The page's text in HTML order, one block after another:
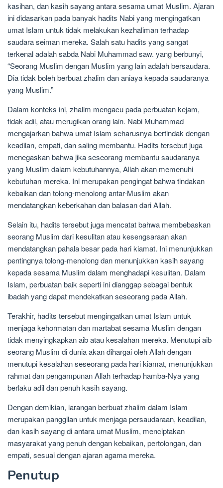
kasihan, dan kasih sayang antara sesama umat Muslim. Ajaran
ini didasarkan pada banyak hadits Nabi yang mengingatkan
umat Islam untuk tidak melakukan kezhaliman terhadap
saudara seiman mereka. Salah satu hadits yang sangat
terkenal adalah sabda Nabi Muhammad saw. yang berbunyi,
“Seorang Muslim dengan Muslim yang lain adalah bersaudara.
Dia tidak boleh berbuat zhalim dan aniaya kepada saudaranya
yang Muslim.”
Dalam konteks ini, zhalim mengacu pada perbuatan kejam,
tidak adil, atau merugikan orang lain. Nabi Muhammad
mengajarkan bahwa umat Islam seharusnya bertindak dengan
keadilan, empati, dan saling membantu. Hadits tersebut juga
menegaskan bahwa jika seseorang membantu saudaranya
yang Muslim dalam kebutuhannya, Allah akan memenuhi
kebutuhan mereka. Ini merupakan pengingat bahwa tindakan
kebaikan dan tolong-menolong antar-Muslim akan
mendatangkan keberkahan dan balasan dari Allah.
Selain itu, hadits tersebut juga mencatat bahwa membebaskan
seorang Muslim dari kesulitan atau kesengsaraan akan
mendatangkan pahala besar pada hari kiamat. Ini menunjukkan
pentingnya tolong-menolong dan menunjukkan kasih sayang
kepada sesama Muslim dalam menghadapi kesulitan. Dalam
Islam, perbuatan baik seperti ini dianggap sebagai bentuk
ibadah yang dapat mendekatkan seseorang pada Allah.
Terakhir, hadits tersebut mengingatkan umat Islam untuk
menjaga kehormatan dan martabat sesama Muslim dengan
tidak menyingkapkan aib atau kesalahan mereka. Menutupi aib
seorang Muslim di dunia akan dihargai oleh Allah dengan
menutupi kesalahan seseorang pada hari kiamat, menunjukkan
rahmat dan pengampunan Allah terhadap hamba-Nya yang
berlaku adil dan penuh kasih sayang.
Dengan demikian, larangan berbuat zhalim dalam Islam
merupakan panggilan untuk menjaga persaudaraan, keadilan,
dan kasih sayang di antara umat Muslim, menciptakan
masyarakat yang penuh dengan kebaikan, pertolongan, dan
empati, sesuai dengan ajaran agama mereka.
Penutup